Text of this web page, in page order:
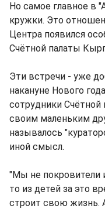
Но самое главное в
кружки. Это
Центра появился
Счётной палаты
Эти встречи - уже
накануне Нового
сотрудники
своим маленьким
называлось
иной смысл.
"Мы не покровители
то из детей за это
строит свою жизнь.